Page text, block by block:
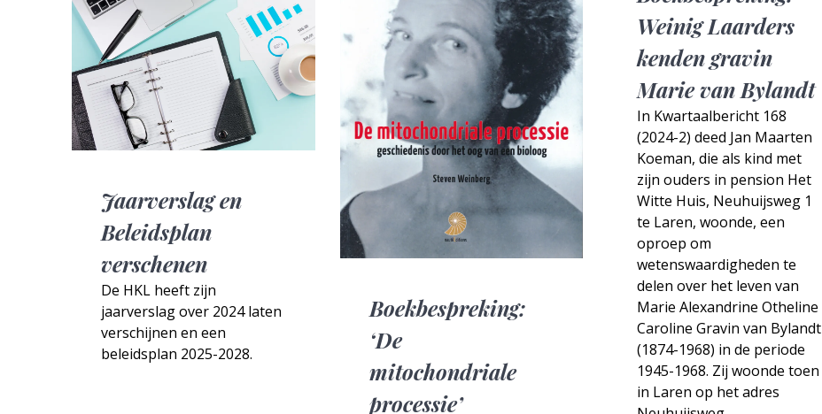
Weinig Laarders
kenden gravin
Marie van Bylandt
In Kwartaalbericht 168
(2024-2) deed Jan Maarten
Koeman, die als kind met
zijn ouders in pension Het
Witte Huis, Neuhuijsweg 1
te Laren, woonde, een
oproep om
wetenswaardigheden te
delen over het leven van
Marie Alexandrine Otheline
Caroline Gravin van Bylandt
(1874-1968) in de periode
1945-1968. Zij woonde toen
in Laren op het adres
Boekbespreking:
‘De
mitochondriale
processie’
Jaarverslag en
Beleidsplan
verschenen
De HKL heeft zijn
jaarverslag over 2024 laten
verschijnen en een
beleidsplan 2025-2028.